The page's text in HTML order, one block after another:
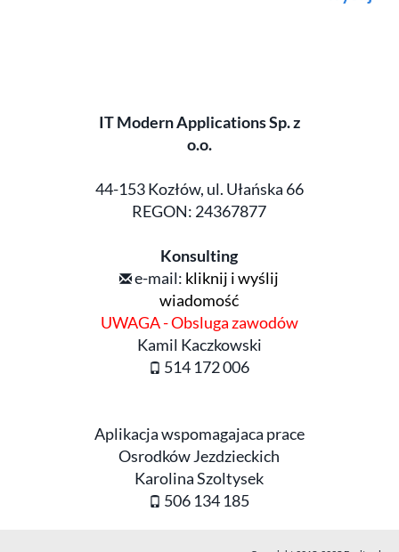
IT Modern Applications Sp. z
o.o.
44-153 Kozłów, ul. Ułańska 66
REGON: 24367877
Konsulting
e-mail: kliknij i wyślij
wiadomość
UWAGA - Obsluga zawodów
Kamil Kaczkowski
514 172 006
Aplikacja wspomagajaca prace
Osrodków Jezdzieckich
Karolina Szoltysek
506 134 185